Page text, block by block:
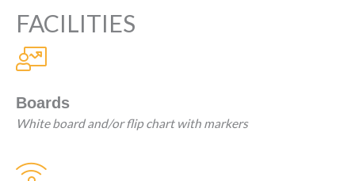
FACILITIES
Boards
White board and/or flip chart with markers